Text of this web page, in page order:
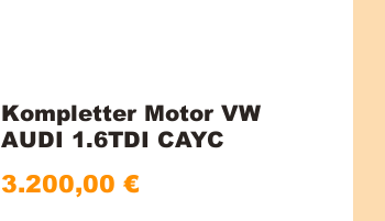
Kompletter Motor VW
AUDI 1.6TDI CAYC
3.200,00 €Preis